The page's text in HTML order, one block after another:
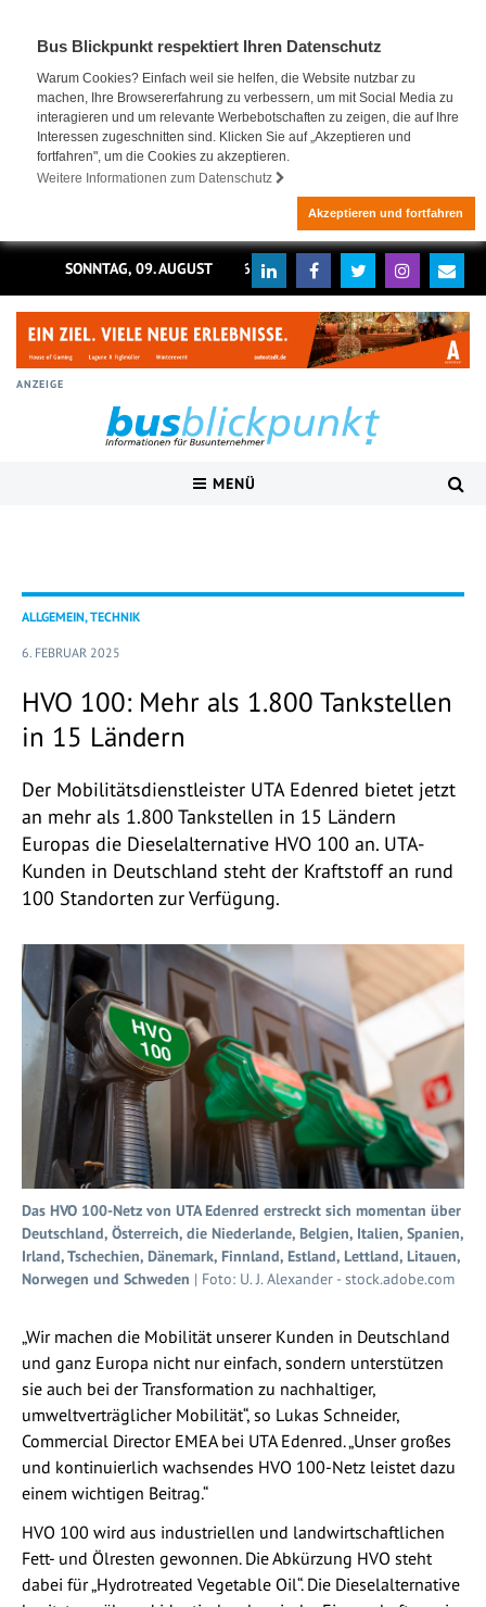
Bus Blickpunkt respektiert Ihren Datenschutz
Warum Cookies? Einfach weil sie helfen, die Website nutzbar zu
machen, Ihre Browsererfahrung zu verbessern, um mit Social Media zu
interagieren und um relevante Werbebotschaften zu zeigen, die auf Ihre
Interessen zugeschnitten sind. Klicken Sie auf „Akzeptieren und
fortfahren", um die Cookies zu akzeptieren.
Weitere Informationen zum Datenschutz
Akzeptieren und fortfahren
SONNTAG, 09. AUGUST 2026
ANZEIGE
MENÜ
ALLGEMEIN, TECHNIK
6. FEBRUAR 2025
HVO 100: Mehr als 1.800 Tankstellen
in 15 Ländern
Der Mobilitätsdienstleister UTA Edenred bietet jetzt
an mehr als 1.800 Tankstellen in 15 Ländern
Europas die Dieselalternative HVO 100 an. UTA-
Kunden in Deutschland steht der Kraftstoff an rund
100 Standorten zur Verfügung.
Das HVO 100-Netz von UTA Edenred erstreckt sich momentan über
Deutschland, Österreich, die Niederlande, Belgien, Italien, Spanien,
Irland, Tschechien, Dänemark, Finnland, Estland, Lettland, Litauen,
Norwegen und Schweden | Foto: U. J. Alexander - stock.adobe.com
„Wir machen die Mobilität unserer Kunden in Deutschland
und ganz Europa nicht nur einfach, sondern unterstützen
sie auch bei der Transformation zu nachhaltiger,
umweltverträglicher Mobilität“, so Lukas Schneider,
Commercial Director EMEA bei UTA Edenred. „Unser großes
und kontinuierlich wachsendes HVO 100-Netz leistet dazu
einem wichtigen Beitrag.“
HVO 100 wird aus industriellen und landwirtschaftlichen
Fett- und Ölresten gewonnen. Die Abkürzung HVO steht
dabei für „Hydrotreated Vegetable Oil“. Die Dieselalternative